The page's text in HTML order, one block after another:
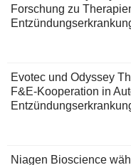
Forschung zu
Evotec und Odyssey
F&E-Kooperation in
Niagen Bioscience